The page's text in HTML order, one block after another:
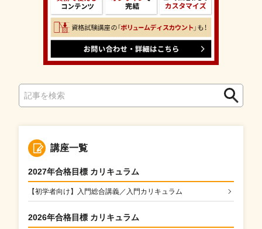
検
索
検
講座一覧
2027年合格目標 カリキュラム
【初学者向け】入門総合講義／入門カリキュラム
2026年合格目標 カリキュラム